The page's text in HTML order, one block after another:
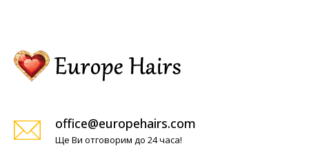
office@europehairs.com
Ще Ви отговорим до 24 часа!